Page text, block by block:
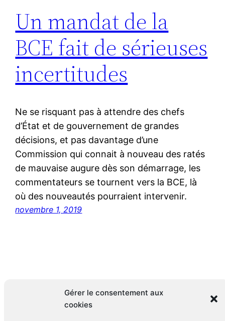
Gérer le consentement aux
cookies
Un mandat de la
BCE fait de sérieuses
incertitudes
Ne se risquant pas à attendre des chefs
d’État et de gouvernement de grandes
décisions, et pas davantage d’une
Commission qui connait à nouveau des ratés
de mauvaise augure dès son démarrage, les
commentateurs se tournent vers la BCE, là
où des nouveautés pourraient intervenir.
novembre 1, 2019